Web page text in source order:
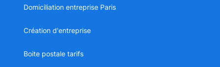
Domiciliation entreprise Paris
Création d'entreprise
Boite postale tarifs